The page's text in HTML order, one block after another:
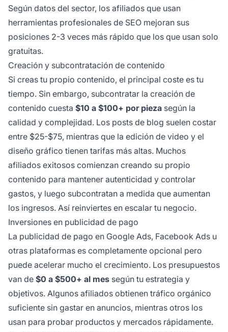
Según datos del sector, los afiliados que usan
herramientas profesionales de SEO mejoran sus
posiciones 2-3 veces más rápido que los que usan solo
gratuitas.
Creación y subcontratación de contenido
Si creas tu propio contenido, el principal coste es tu
tiempo. Sin embargo, subcontratar la creación de
contenido cuesta $10 a $100+ por pieza según la
calidad y complejidad. Los posts de blog suelen costar
entre $25-$75, mientras que la edición de video y el
diseño gráfico tienen tarifas más altas. Muchos
afiliados exitosos comienzan creando su propio
contenido para mantener autenticidad y controlar
gastos, y luego subcontratan a medida que aumentan
los ingresos. Así reinviertes en escalar tu negocio.
Inversiones en publicidad de pago
La publicidad de pago en Google Ads, Facebook Ads u
otras plataformas es completamente opcional pero
puede acelerar mucho el crecimiento. Los presupuestos
van de $0 a $500+ al mes según tu estrategia y
objetivos. Algunos afiliados obtienen tráfico orgánico
suficiente sin gastar en anuncios, mientras otros los
usan para probar productos y mercados rápidamente.